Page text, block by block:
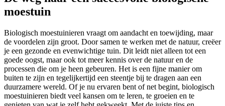
moestuin
Biologisch moestuinieren vraagt om aandacht en toewijding, maar
de voordelen zijn groot. Door samen te werken met de natuur, creëer
je een gezonde en evenwichtige tuin. Dit leidt niet alleen tot een
goede oogst, maar ook tot meer kennis over de natuur en de
processen die om je heen gebeuren. Het is een fijne manier om
buiten te zijn en tegelijkertijd een steentje bij te dragen aan een
duurzamere wereld. Of je nu ervaren bent of net begint, biologisch
moestuinieren biedt veel kansen om te leren, te groeien en te